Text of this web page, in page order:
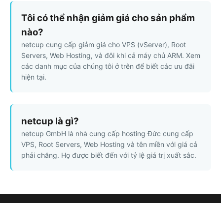
Tôi có thể nhận giảm giá cho sản phẩm
nào?
netcup cung cấp giảm giá cho VPS (vServer), Root
Servers, Web Hosting, và đôi khi cả máy chủ ARM. Xem
các danh mục của chúng tôi ở trên để biết các ưu đãi
hiện tại.
netcup là gì?
netcup GmbH là nhà cung cấp hosting Đức cung cấp
VPS, Root Servers, Web Hosting và tên miền với giá cả
phải chăng. Họ được biết đến với tỷ lệ giá trị xuất sắc.